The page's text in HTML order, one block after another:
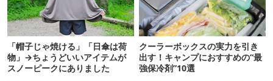
「帽子じゃ焼ける」「日傘は荷
物」→ちょうどいいアイテムが
スノーピークにありました
クーラーボックスの実力を引き
出す！キャンプにおすすめの“最
強保冷剤”10選